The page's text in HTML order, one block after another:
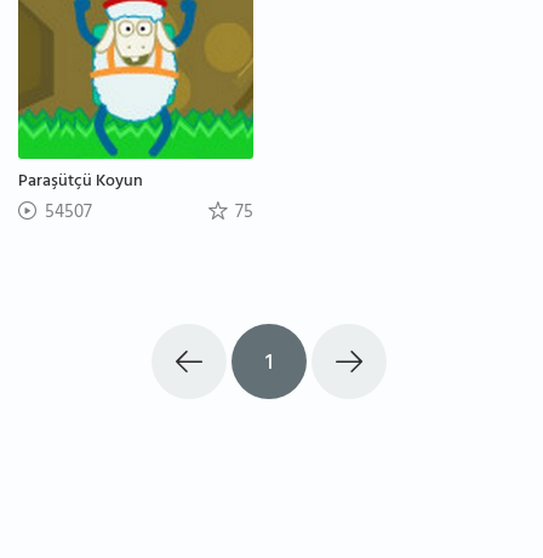
Paraşütçü Koyun
54507 75
1